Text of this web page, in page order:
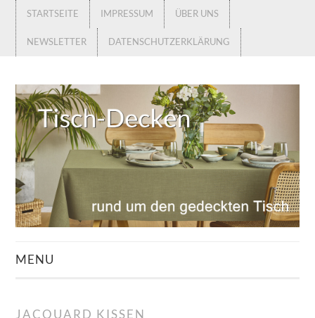
STARTSEITE IMPRESSUM ÜBER UNS
NEWSLETTER DATENSCHUTZERKLÄRUNG
MENU
JACQUARD KISSEN